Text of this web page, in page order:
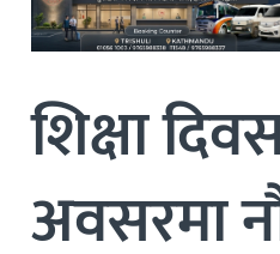
शिक्षा
अवसरमा